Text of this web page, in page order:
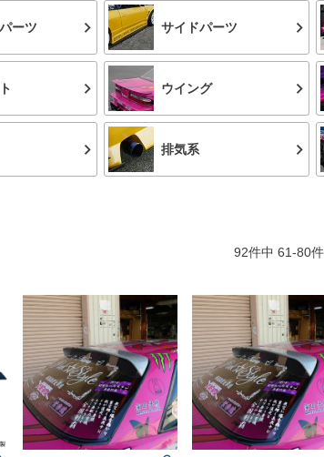
ーツ サイドパーツ
ウイング
排気系
92件中 61-80